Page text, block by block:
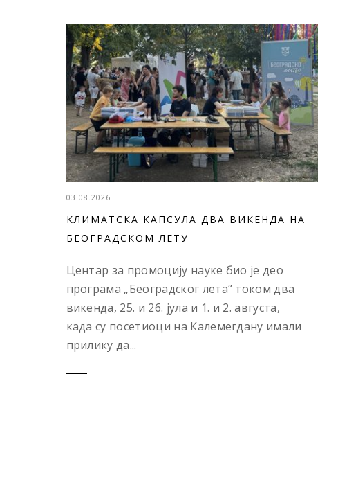
03.08.2026
КЛИМАТСКА КАПСУЛА ДВА ВИКЕНДА НА
БЕОГРАДСКОМ ЛЕТУ
Центар за промоцију науке био је део
програма „Београдског лета“ током два
викенда, 25. и 26. јула и 1. и 2. августа,
када су посетиоци на Калемегдану имали
прилику да...